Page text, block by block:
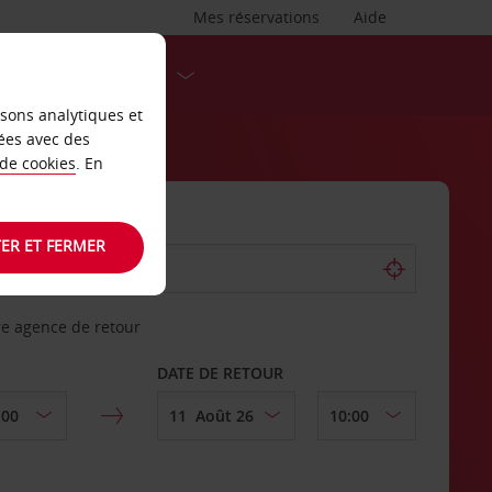
Aide
Mes réservations
agence de retour
DATE DE RETOUR
analytiques et
avec des
cookies. En
ET FERMER